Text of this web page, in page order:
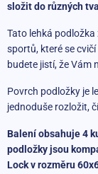
složit do různých
Tato lehká podložka
sportů, které se
budete jistí, že Vám
Povrch podložky je
jednoduše rozložit,
Balení obsahuje 4
podložky jsou
Lockv rozměru